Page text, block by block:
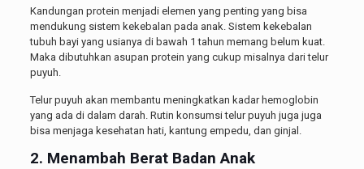
Kandungan protein menjadi elemen yang penting yang bisa
mendukung sistem kekebalan pada anak. Sistem kekebalan
tubuh bayi yang usianya di bawah 1 tahun memang belum kuat.
Maka dibutuhkan asupan protein yang cukup misalnya dari telur
puyuh.
Telur puyuh akan membantu meningkatkan kadar hemoglobin
yang ada di dalam darah. Rutin konsumsi telur puyuh juga juga
bisa menjaga kesehatan hati, kantung empedu, dan ginjal.
2. Menambah Berat Badan Anak